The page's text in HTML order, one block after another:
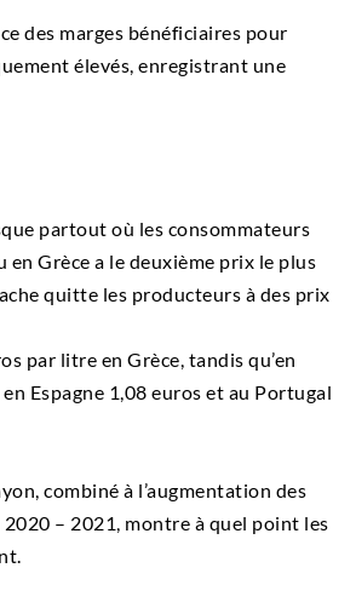
des marges bénéficiaires pour
élevés, enregistrant une
partout où les consommateurs
Grèce a le deuxième prix le plus
quitte les producteurs à des prix
par litre en Grèce, tandis qu’en
Espagne 1,08 euros et au Portugal
combiné à l’augmentation des
– 2021, montre à quel point les